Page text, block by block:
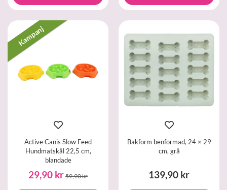
Kampanj
Active Canis Slow Feed
Hundmatskål 22,5 cm,
blandade
29,90 kr 59,90 kr
Bakform benformad, 24 × 29
cm, grå
139,90 kr